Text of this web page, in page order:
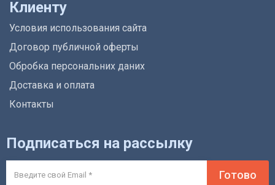
Клиенту
Условия использования сайта
Договор публичной оферты
Обробка персональних даних
Доставка и оплата
Контакты
Подписаться на рассылку
Готово